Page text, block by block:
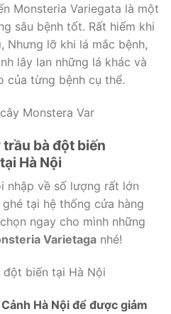
Monsteria Variegata là một
sâu bệnh tốt. Rất hiếm khi
Nhưng lỡ khi lá mắc bệnh,
lây lan những lá khác và
của từng bệnh cụ thể.
Monstera Var
bà đột biến
Hà Nội
nhập về số lượng rất lớn
tại hệ thống cửa hàng
ngay cho mình những
Varietaga nhé!
biến tại Hà Nội
Hà Nội để được giảm